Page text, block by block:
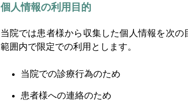
個人情報の利用目的
当院では患者様から収集した個人情報を次
範囲内で限定での利用とします。
当院での診療行為のため
患者様への連絡のため